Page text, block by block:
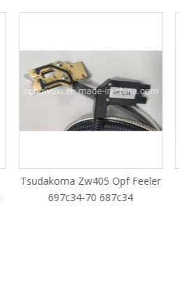
Tsudakoma Zw405 Opf Feeler
697c34-70 687c34